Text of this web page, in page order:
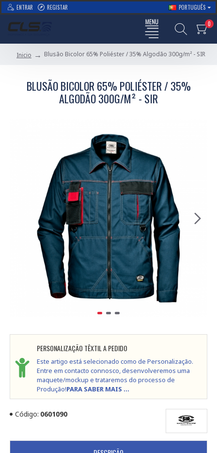
ENTRAR REGISTAR PORTUGUÊS
0
Inicio Blusão Bicolor 65% Poliéster / 35% Algodão 300g/m² - SIR
BLUSÃO BICOLOR 65% POLIÉSTER / 35%
ALGODÃO 300G/M² - SIR
PERSONALIZAÇÃO TÊXTIL A PEDIDO
Este artigo está selecionado como de Personalização.
Entre em contacto connosco, desenvolveremos uma
maquete/mockup e trataremos do processo de
Produção!PARA SABER MAIS ...
Código: 0601090